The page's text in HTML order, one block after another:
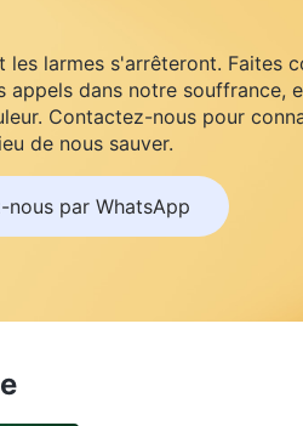
les larmes s'arrêteront. Faites
appels dans notre souffrance,
Contactez-nous pour
de nous sauver.
nous par WhatsApp